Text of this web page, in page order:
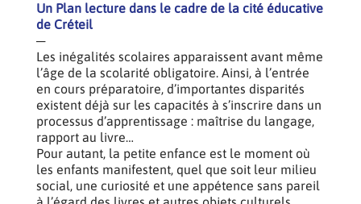
Un Plan lecture dans le cadre de la cité éducative
de Créteil
─
Les inégalités scolaires apparaissent avant même
l’âge de la scolarité obligatoire. Ainsi, à l’entrée
en cours préparatoire, d’importantes disparités
existent déjà sur les capacités à s’inscrire dans un
processus d’apprentissage : maîtrise du langage,
rapport au livre…
Pour autant, la petite enfance est le moment où
les enfants manifestent, quel que soit leur milieu
social, une curiosité et une appétence sans pareil